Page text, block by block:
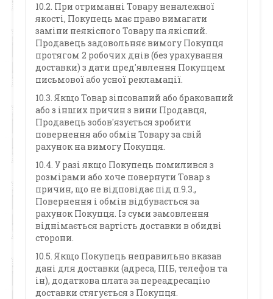
10.2. При отриманні Товару неналежної
якості, Покупець має право вимагати
заміни неякісного Товару на якісний.
Продавець задовольняє вимогу Покупця
протягом 2 робочих днів (без урахування
доставки) з дати пред'явлення Покупцем
письмової або усної рекламації.
10.3. Якщо Товар зіпсований або бракований
або з інших причин з вини Продавця,
Продавець зобов'язується зробити
повернення або обмін Товару за свій
рахунок на вимогу Покупця.
10.4. У разі якщо Покупець помилився з
розмірами або хоче повернути Товар з
причин, що не відповідає під п.9.3.,
Повернення і обмін відбувається за
рахунок Покупця. Із суми замовлення
віднімається вартість доставки в обидві
сторони.
10.5. Якщо Покупець неправильно вказав
дані для доставки (адреса, ПІБ, телефон та
ін), додаткова плата за переадресацію
доставки стягується з Покупця.